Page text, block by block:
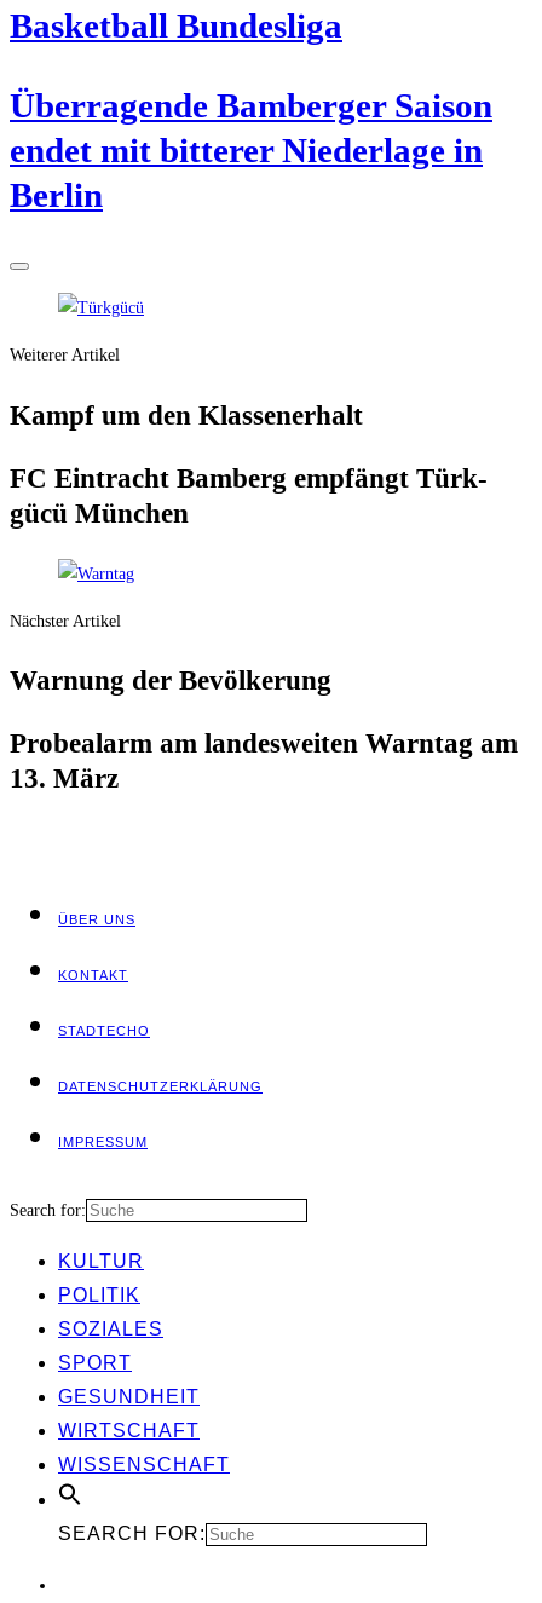
Bas­ket­ball Bundesliga
Über­ra­gen­de Bam­ber­ger Sai­son
endet mit bit­te­rer Nie­der­la­ge in
Berlin
Weiterer Artikel
Kampf um den Klassenerhalt
FC Ein­tracht Bam­berg emp­fängt Türk­
gücü München
Nächster Artikel
War­nung der Bevölkerung
Pro­be­alarm am lan­des­wei­ten Warn­tag am
13. März
ÜBER UNS
KON­TAKT
STADT­ECHO
DATEN­SCHUTZ­ER­KLÄ­RUNG
IMPRES­SUM
Search for:
KUL­TUR
POLI­TIK
SOZIA­LES
SPORT
GESUND­HEIT
WIRT­SCHAFT
WIS­SEN­SCHAFT
SEARCH FOR: